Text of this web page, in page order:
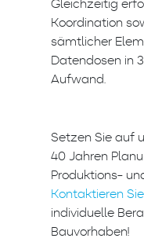
Koordination
sämtlicher
Datendosen in
Aufwand.
Setzen Sie auf
40 Jahren
Produktions-
Kontaktieren
individuelle
Bauvorhaben!